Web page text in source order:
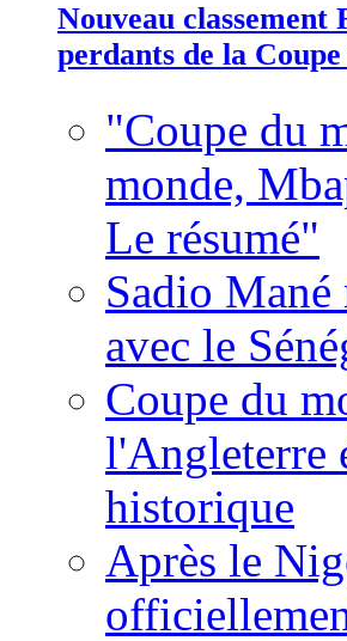
Nouveau classement
perdants de la
"Coupe du
monde,
Le résumé"
Sadio Mané
avec le
Coupe du
l'Angleterre
historique
Après le